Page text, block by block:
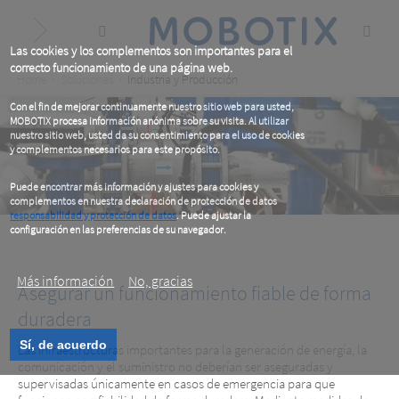
Las cookies y los complementos son importantes para el
correcto funcionamiento de una página web.
Con el fin de mejorar continuamente nuestro sitio web para usted,
MOBOTIX procesa información anónima sobre su visita. Al utilizar
nuestro sitio web, usted da su consentimiento para el uso de cookies
y complementos necesarios para este propósito.
Puede encontrar más información y ajustes para cookies y
complementos en nuestra declaración de protección de datos
responsabilidad y protección de datos. Puede ajustar la
configuración en las preferencias de su navegador.
Más información
No, gracias
Sí, de acuerdo
content
Industria y Producción
Asegurar un funcionamiento fiable de forma
duradera
Las infraestructuras importantes para la generación de energía, la
comunicación y el suministro no deberían ser aseguradas y
supervisadas únicamente en casos de emergencia para que